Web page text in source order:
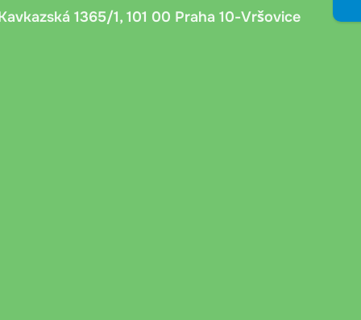
kurýr ověří věk příjemce, zaznamená číslo
1365/1, 101 00 Praha 10-Vršovice